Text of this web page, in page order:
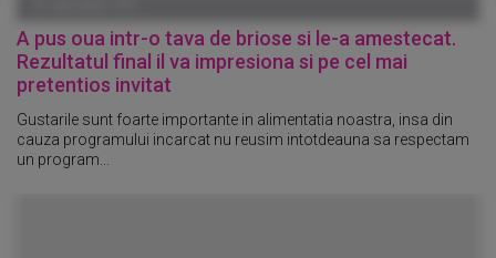
A pus oua intr-o tava de briose si le-a amestecat.
Rezultatul final il va impresiona si pe cel mai
pretentios invitat
Gustarile sunt foarte importante in alimentatia noastra, insa din
cauza programului incarcat nu reusim intotdeauna sa respectam
un program...